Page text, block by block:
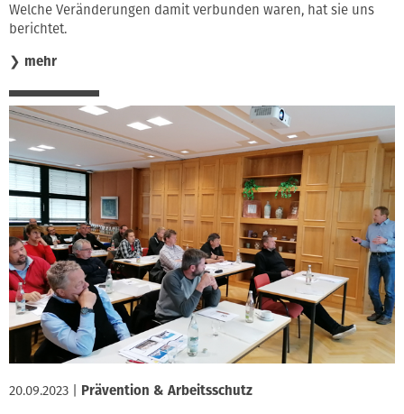
Welche Veränderungen damit verbunden waren, hat sie uns
berichtet.
❯ mehr
20.09.2023 Prävention & Arbeitsschutz